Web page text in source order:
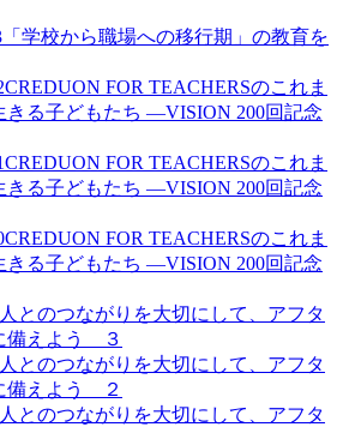
「学校から職場への移行期」の教育を
CREDUON FOR TEACHERSのこれま
る子どもたち ―VISION 200回記念
CREDUON FOR TEACHERSのこれま
る子どもたち ―VISION 200回記念
CREDUON FOR TEACHERSのこれま
る子どもたち ―VISION 200回記念
人とのつながりを大切にして、アフタ
備えよう ３
人とのつながりを大切にして、アフタ
備えよう ２
人とのつながりを大切にして、アフタ